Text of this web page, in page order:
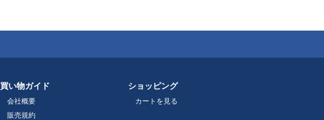
買い物ガイド
会社概要
販売規約
ショッピング
カートを見る